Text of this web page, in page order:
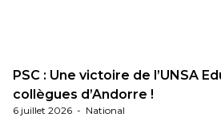
PSC : Une victoire de l’UNSA
collègues d’Andorre !
6 juillet 2026 - National